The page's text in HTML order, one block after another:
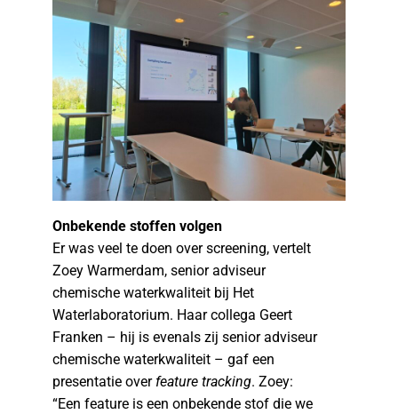
Onbekende stoffen volgen
Er was veel te doen over screening, vertelt
Zoey Warmerdam, senior adviseur
chemische waterkwaliteit bij Het
Waterlaboratorium. Haar collega Geert
Franken – hij is evenals zij senior adviseur
chemische waterkwaliteit – gaf een
presentatie over feature tracking. Zoey:
“Een feature is een onbekende stof die we